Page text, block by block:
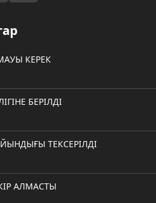
КЕРЕК
БЕРІЛДІ
ТЕКСЕРІЛДІ
АЛМАСТЫ